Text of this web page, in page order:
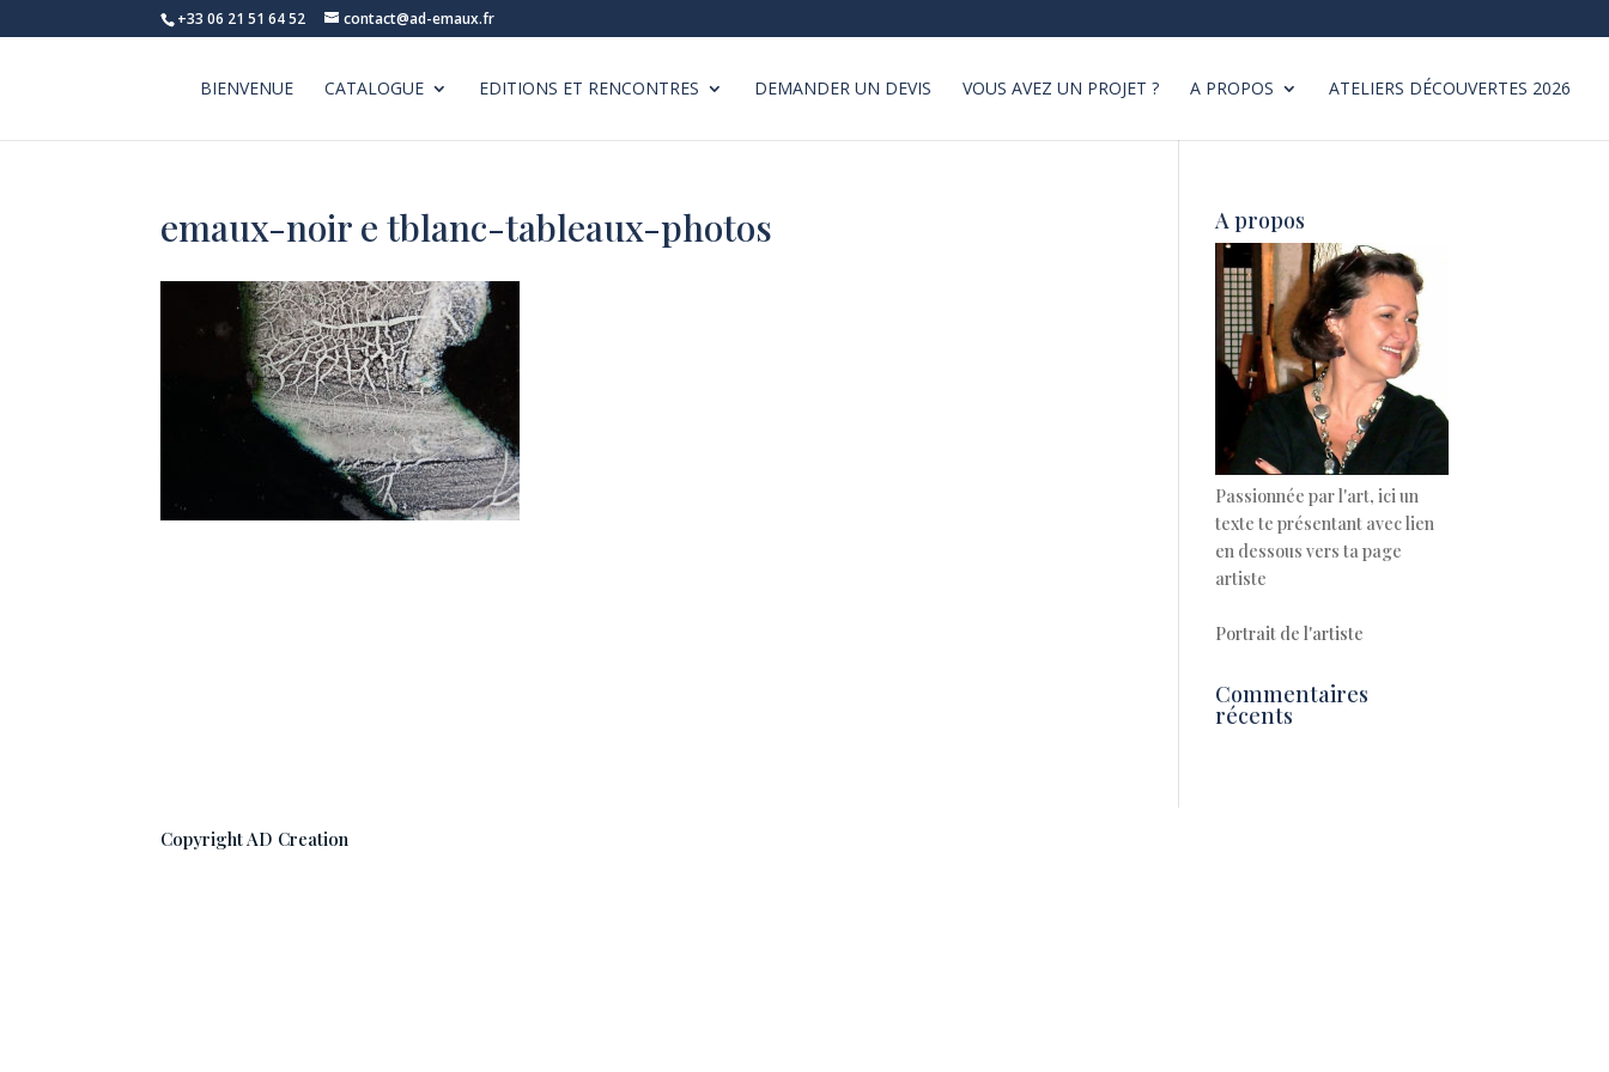
+33 06 21 51 64 52 contact@ad-emaux.fr
BIENVENUE CATALOGUE EDITIONS ET RENCONTRES DEMANDER UN DEVIS VOUS AVEZ UN PROJET ? A PROPOS ATELIERS DÉCOUVERTES 2026
emaux-noir e tblanc-tableaux-photos A propos
Passionnée par l'art, ici un
texte te présentant avec lien
en dessous vers ta page
artiste
Portrait de l'artiste
Commentaires
récents
Copyright AD Creation